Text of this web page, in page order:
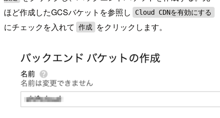
ほど作成したGCSバケットを参照し
Cloud CDNを有効にする
にチェックを入れて 作成 をクリックします。